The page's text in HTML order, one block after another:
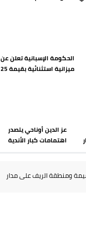
الحكومة الإسبانية تعلن عن
ميزانية استثنائية بقيمة 25
عز الدين أوناحي يتصدر
اهتمامات كبار الأندية
ومنطقة الريف على مدار